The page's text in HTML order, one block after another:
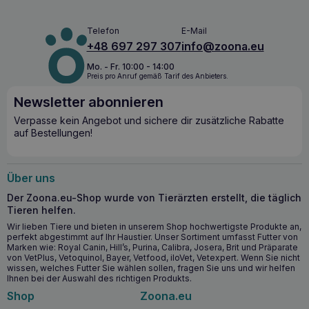
Abwehrmechanismen der Haut. Die regelmäßige
Anwendung des Sprays trägt zur Erhaltung einer gesunden
Haut und eines gesunden Fells bei, was für das
Wohlbefinden Ihres Haustieres entscheidend ist. Es ist eine
ausgezeichnete Wahl für Besitzer, die ihre Haustiere
Wichtigste Vorteile für die Gesundheit
gesunden und klaren Haut bei.
Unterstützt die Behandlung von bakteriellen und
Hefeinfektionen, die zu Seborrhoe führen können.
Schützt die Haut vor Schäden, fördert die Regeneration
der Haut und stellt ihr natürliches Gleichgewicht wieder
her.
Wann ist es ratsam, mit der Anwendung von
GEULINCX Zincoseb Spray zu beginnen?
Telefon
+48 697 297 307
E-Mail
info@zoona.eu
Mo. - Fr. 10:00 - 14:00
Preis pro Anruf gemäß Tarif des Anbieters.
Newsletter abonnieren
Verpasse kein Angebot und sichere dir zusätzliche Rabatte
auf Bestellungen!
Über uns
Der Zoona.eu-Shop wurde von Tierärzten erstellt, die täglich
Tieren helfen.
Wir lieben Tiere und bieten in unserem Shop hochwertigste Produkte an,
perfekt abgestimmt auf Ihr Haustier. Unser Sortiment umfasst Futter von
Marken wie: Royal Canin, Hill’s, Purina, Calibra, Josera, Brit und Präparate
von VetPlus, Vetoquinol, Bayer, Vetfood, iloVet, Vetexpert. Wenn Sie nicht
wissen, welches Futter Sie wählen sollen, fragen Sie uns und wir helfen
Ihnen bei der Auswahl des richtigen Produkts.
Shop Zoona.eu